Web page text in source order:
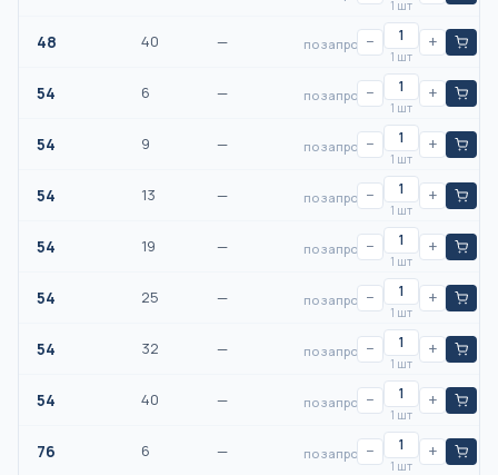
1 шт
48 40 — по запросу−
1 шт
+
54 6 — по запросу−
1 шт
+
54 9 — по запросу−
1 шт
+
54 13 — по запросу−
1 шт
+
54 19 — по запросу−
1 шт
+
54 25 — по запросу−
1 шт
+
54 32 — по запросу−
1 шт
+
54 40 — по запросу−
1 шт
+
76 6 — по запросу−
1 шт
+